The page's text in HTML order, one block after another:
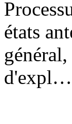
états
d'expl…